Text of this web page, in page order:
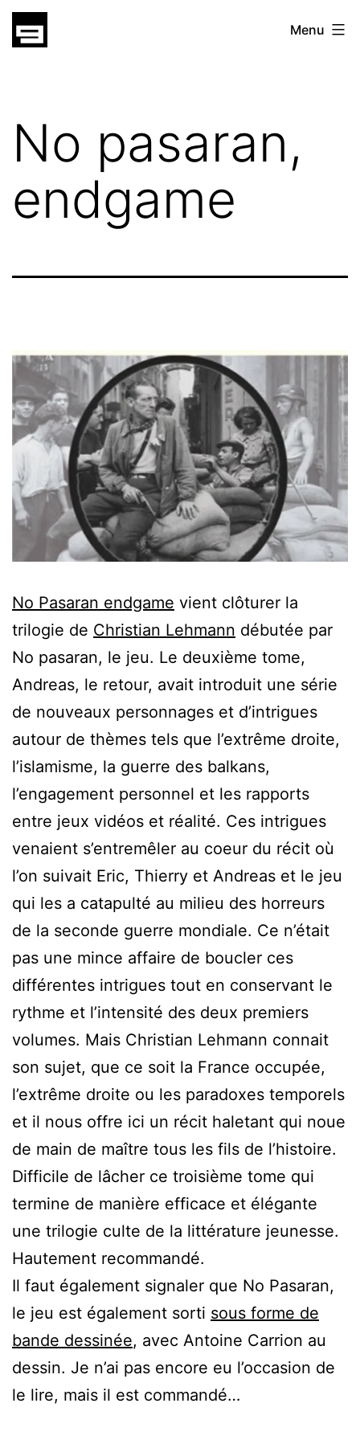
Skip
gatsu
Menu
No pasaran,
endgame
No Pasaran endgame vient clôturer la
trilogie de Christian Lehmann débutée par
No pasaran, le jeu. Le deuxième tome,
Andreas, le retour, avait introduit une série
de nouveaux personnages et d’intrigues
autour de thèmes tels que l’extrême droite,
l’islamisme, la guerre des balkans,
l’engagement personnel et les rapports
entre jeux vidéos et réalité. Ces intrigues
venaient s’entremêler au coeur du récit où
l’on suivait Eric, Thierry et Andreas et le jeu
qui les a catapulté au milieu des horreurs
de la seconde guerre mondiale. Ce n’était
pas une mince affaire de boucler ces
différentes intrigues tout en conservant le
rythme et l’intensité des deux premiers
volumes. Mais Christian Lehmann connait
son sujet, que ce soit la France occupée,
l’extrême droite ou les paradoxes temporels
et il nous offre ici un récit haletant qui noue
de main de maître tous les fils de l’histoire.
Difficile de lâcher ce troisième tome qui
termine de manière efficace et élégante
une trilogie culte de la littérature jeunesse.
Hautement recommandé.
Il faut également signaler que No Pasaran,
le jeu est également sorti sous forme de
bande dessinée, avec Antoine Carrion au
dessin. Je n’ai pas encore eu l’occasion de
le lire, mais il est commandé…